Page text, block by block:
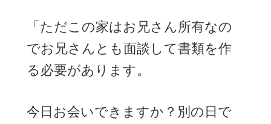
「ただこの家はお兄さん所有なの
でお兄さんとも面談して書類を作
る必要があります。
今日お会いできますか？別の日で